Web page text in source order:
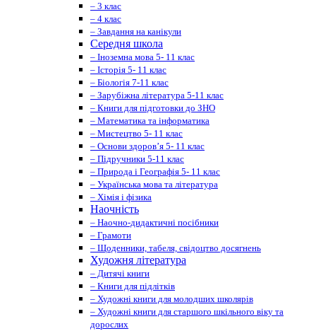
– 3 клас
– 4 клас
– Завдання на канікули
Середня школа
– Іноземна мова 5- 11 клас
– Історія 5- 11 клас
– Біологія 7-11 клас
– Зарубіжна література 5-11 клас
– Книги для підготовки до ЗНО
– Математика та інформатика
– Мистецтво 5- 11 клас
– Основи здоров’я 5- 11 клас
– Підручники 5-11 клас
– Природа і Географія 5- 11 клас
– Українська мова та література
– Хімія і фізика
Наочність
– Наочно-дидактичні посібники
– Грамоти
– Щоденники, табеля, свідоцтво досягнень
Художня література
– Дитячі книги
– Книги для підлітків
– Художні книги для молодших школярів
– Художні книги для старшого шкільного віку та
дорослих